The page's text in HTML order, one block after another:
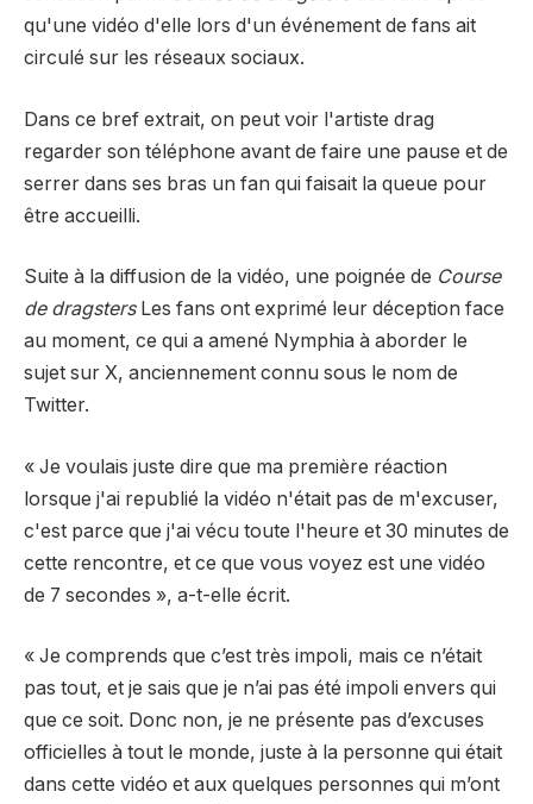
qu'une vidéo d'elle lors d'un événement de fans ait
circulé sur les réseaux sociaux.
Dans ce bref extrait, on peut voir l'artiste drag
regarder son téléphone avant de faire une pause et de
serrer dans ses bras un fan qui faisait la queue pour
être accueilli.
Suite à la diffusion de la vidéo, une poignée de Course
de dragstersLes fans ont exprimé leur déception face
au moment, ce qui a amené Nymphia à aborder le
sujet sur X, anciennement connu sous le nom de
Twitter.
« Je voulais juste dire que ma première réaction
lorsque j'ai republié la vidéo n'était pas de m'excuser,
c'est parce que j'ai vécu toute l'heure et 30 minutes de
cette rencontre, et ce que vous voyez est une vidéo
de 7 secondes », a-t-elle écrit.
« Je comprends que c’est très impoli, mais ce n’était
pas tout, et je sais que je n’ai pas été impoli envers qui
que ce soit. Donc non, je ne présente pas d’excuses
officielles à tout le monde, juste à la personne qui était
dans cette vidéo et aux quelques personnes qui m’ont